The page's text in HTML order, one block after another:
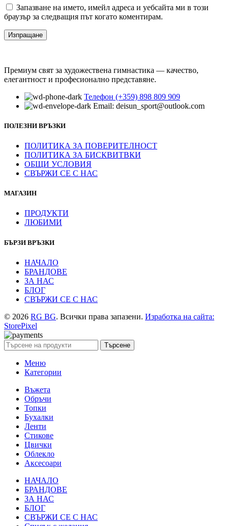
Запазване на името, имейл адреса и уебсайта ми в този
браузър за следващия път когато коментирам.
Премиум свят за художествена гимнастика — качество,
елегантност и професионално представяне.
Телефон (+359) 898 809 909
Email: deisun_sport@outlook.com
ПОЛЕЗНИ ВРЪЗКИ
ПОЛИТИКА ЗА ПОВЕРИТЕЛНОСТ
ПОЛИТИКА ЗА БИСКВИТВКИ
ОБЩИ УСЛОВИЯ
СВЪРЖИ СЕ С НАС
МАГАЗИН
ПРОДУКТИ
ЛЮБИМИ
БЪРЗИ ВРЪЗКИ
НАЧАЛО
БРАНДОВЕ
ЗА НАС
БЛОГ
СВЪРЖИ СЕ С НАС
© 2026 RG BG. Всички права запазени. Изработка на сайта:
StorePixel
Търсене
Меню
Категории
Въжета
Обръчи
Топки
Бухалки
Ленти
Стикове
Цвички
Облекло
Аксесоари
НАЧАЛО
БРАНДОВЕ
ЗА НАС
БЛОГ
СВЪРЖИ СЕ С НАС